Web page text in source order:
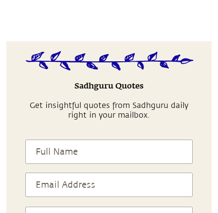
Sadhguru Quotes
Get insightful quotes from Sadhguru daily
right in your mailbox.